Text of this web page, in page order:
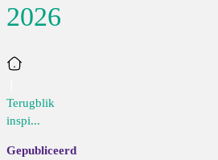
2026
Home
Terugblik
inspi...